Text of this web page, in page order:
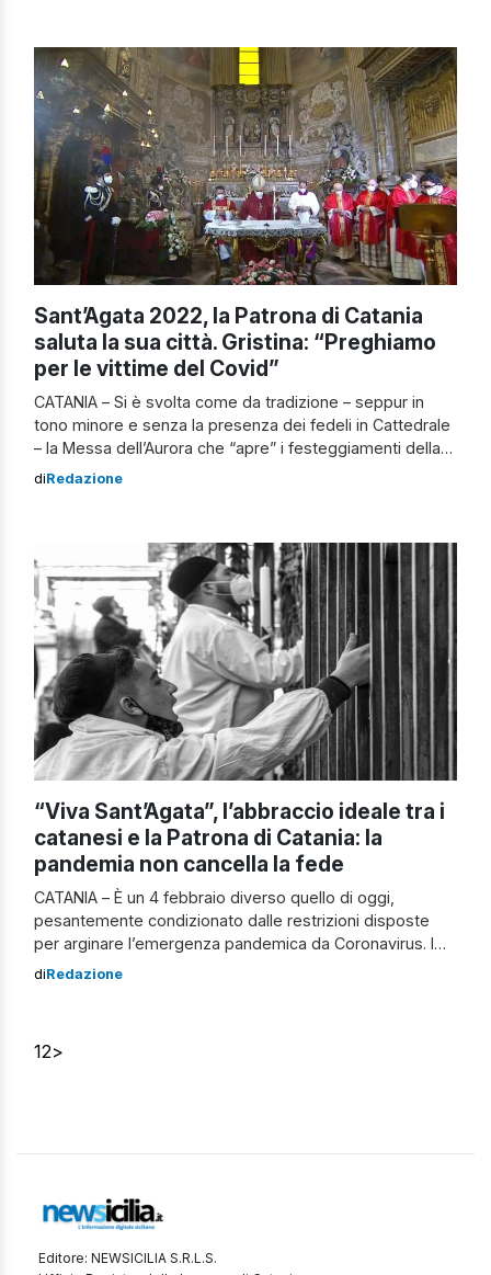
Sant’Agata 2022, la Patrona di Catania
saluta la sua città. Gristina: “Preghiamo
per le vittime del Covid”
CATANIA – Si è svolta come da tradizione – seppur in
tono minore e senza la presenza dei fedeli in Cattedrale
– la Messa dell’Aurora che “apre” i festeggiamenti della
solennità di Sant’Agata, con il busto della Santa Patrona
diRedazione
“Viva Sant’Agata”, l’abbraccio ideale tra i
catanesi e la Patrona di Catania: la
pandemia non cancella la fede
CATANIA – È un 4 febbraio diverso quello di oggi,
pesantemente condizionato dalle restrizioni disposte
per arginare l’emergenza pandemica da Coronavirus. I
cittadini catanesi non hanno potuto incrociare, come da
apparsa […]
diRedazione
12>
Editore: NEWSICILIA S.R.L.S.